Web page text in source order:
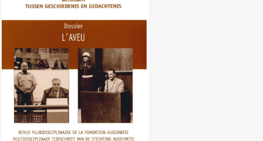
Nr. 107 (06/2010) De bekentenis